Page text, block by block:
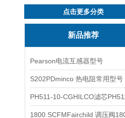
点击更多分类
新品推荐
Pearson电流互感器型号
S202PDminco 热电阻常用型号